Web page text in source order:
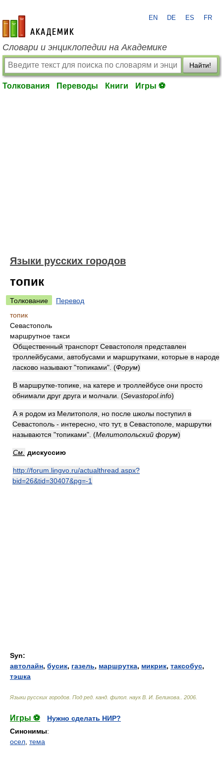
academic.ru
EN DE ES FR
Словари и энциклопедии на Академике
Найти!
Толкования Переводы Книги Игры ⚽
Языки русских городов
топик
Толкование
Перевод
топик
Севастополь
маршрутное такси
Общественный транспорт Севастополя представлен
троллейбусами, автобусами и маршрутками, которые в народе
ласково называют "топиками". (Форум)
В маршрутке-топике, на катере и троллейбусе они просто
обнимали друг друга и молчали. (Sevastopol.info)
А я родом из Мелитополя, но после школы поступил в
Севастополь - интересно, что тут, в Севастополе, маршрутки
называются "топиками". (Мелитопольский форум)
См. дискуссию
http://forum.lingvo.ru/actualthread.aspx?
bid=26&tid=30407&pg=-1
Syn:
автолайн, бусик, газель, маршрутка, микрик, таксобус,
тэшка
Языки русских городов Под ред. канд. филол. наук В. И. Беликова. 2006
Игры ⚽
Нужно сделать НИР?
Синонимы:
осел тема